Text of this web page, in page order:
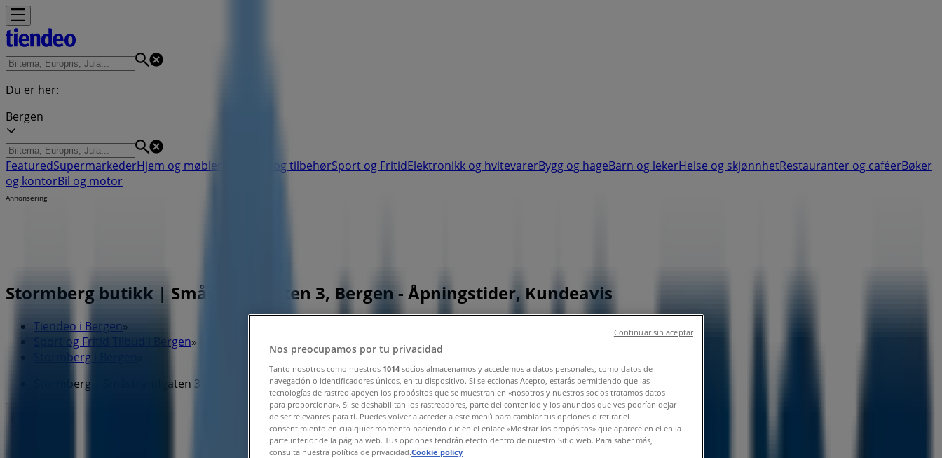
Du er her:
Bergen
FeaturedSupermarkederHjem og møbler Klær, sko og tilbehørSport og FritidElektronikk og hvitevarerBygg og hageBarn og lekerHelse og skjønnhetRestauranter og caféerBøker
og kontorBil og motor
Annonsering
Stormberg butikk | Småstrandgaten 3, Bergen - Åpningstider, Kundeavis
Tiendeo i Bergen»
Sport og Fritid Tilbud i Bergen»
Stormberg i Bergen
Stormberg | Småstrandgaten 3
Nos preocupamos por tu privacidad
Tanto nosotros como nuestros 1014 socios almacenamos y accedemos a datos personales, como datos de
navegación o identificadores únicos, en tu dispositivo. Si seleccionas Acepto, estarás permitiendo que las
tecnologías de rastreo apoyen los propósitos que se muestran en «nosotros y nuestros socios tratamos datos
para proporcionar». Si se deshabilitan los rastreadores, parte del contenido y los anuncios que ves podrían dejar
de ser relevantes para ti. Puedes volver a acceder a este menú para cambiar tus opciones o retirar el
consentimiento en cualquier momento haciendo clic en el enlace «Mostrar los propósitos» que aparece en el en la
parte inferior de la página web. Tus opciones tendrán efecto dentro de nuestro Sitio web. Para saber más,
consulta nuestra política de privacidad.Cookie policy
Continuar sin aceptar